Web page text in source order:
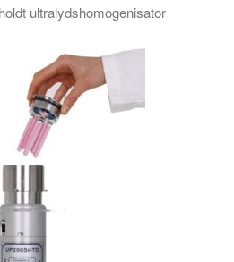
ultralydshomogenisator